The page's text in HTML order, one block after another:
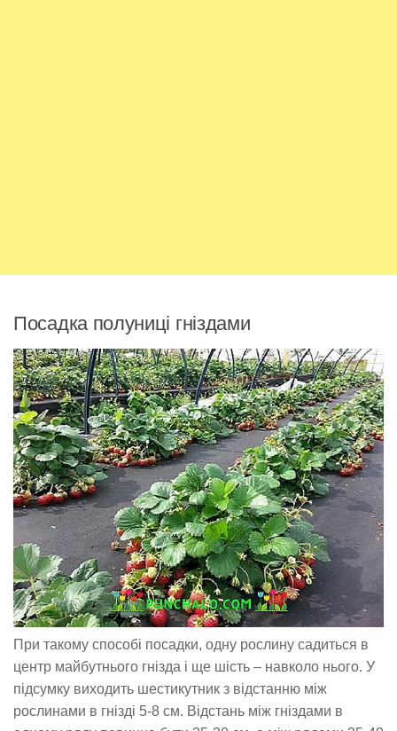
Посадка полуниці гніздами
При такому способі посадки, одну рослину садиться в
центр майбутнього гнізда і ще шість – навколо нього. У
підсумку виходить шестикутник з відстанню між
рослинами в гнізді 5-8 см. Відстань між гніздами в